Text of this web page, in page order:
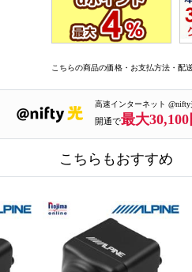
こちらの商品の価格・お支払方法・配
高速インターネット @nifty
開通で最大
こちらもおすすめ